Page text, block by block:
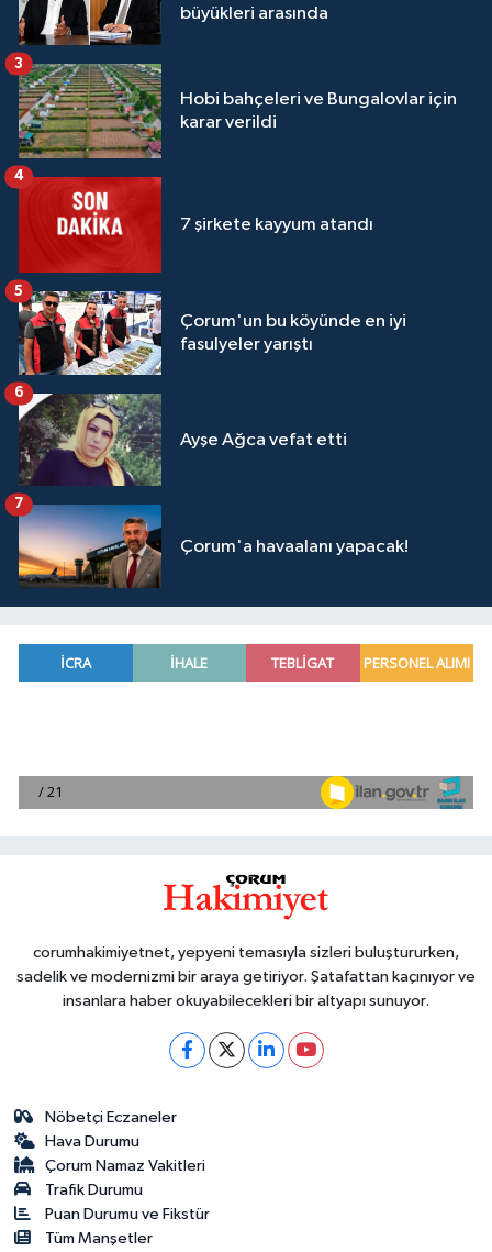
büyükleri arasında
Hobi bahçeleri ve Bungalovlar için
karar verildi
3
7 şirkete kayyum atandı
4
Çorum'un bu köyünde en iyi
fasulyeler yarıştı
5
Ayşe Ağca vefat etti
6
Çorum'a havaalanı yapacak!
7
corumhakimiyetnet, yepyeni temasıyla sizleri buluştururken,
sadelik ve modernizmi bir araya getiriyor. Şatafattan kaçınıyor ve
insanlara haber okuyabilecekleri bir altyapı sunuyor.
Nöbetçi Eczaneler
Hava Durumu
Çorum Namaz Vakitleri
Trafik Durumu
Puan Durumu ve Fikstür
Tüm Manşetler